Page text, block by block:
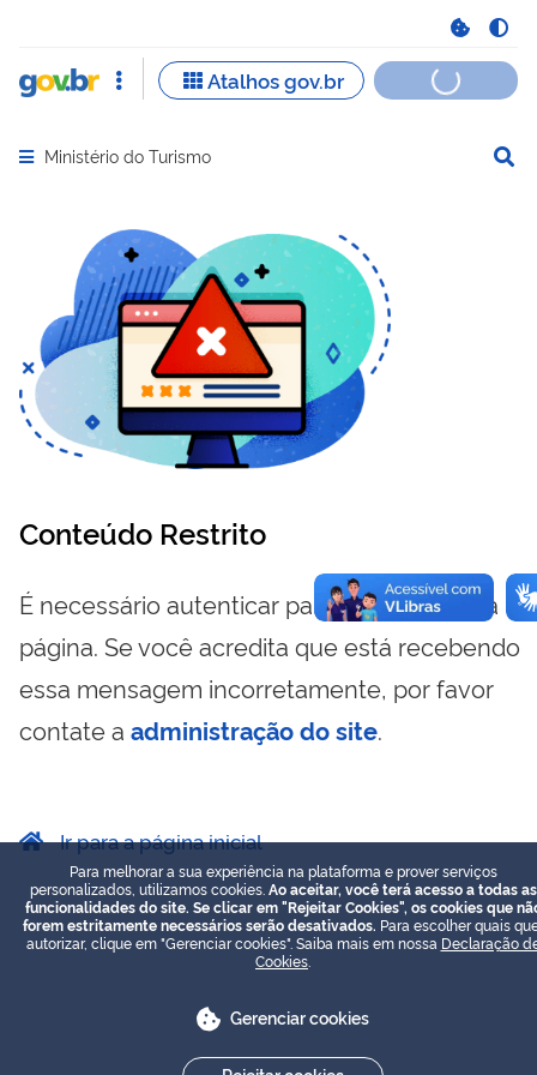
Abrir menu principal de navegação
Ministério do Turismo
Conteúdo Restrito
É necessário autenticar para visualizar essa
página. Se você acredita que está recebendo
essa mensagem incorretamente, por favor
contate a administração do site.
Ir para a página inicial
Para melhorar a sua experiência na plataforma e prover serviços
personalizados, utilizamos cookies. Ao aceitar, você terá acesso a todas as
funcionalidades do site. Se clicar em "Rejeitar Cookies", os cookies que
forem estritamente necessários serão desativados. Para escolher quais
autorizar, clique em "Gerenciar cookies". Saiba mais em nossa Declaração
Cookies
Gerenciar cookies